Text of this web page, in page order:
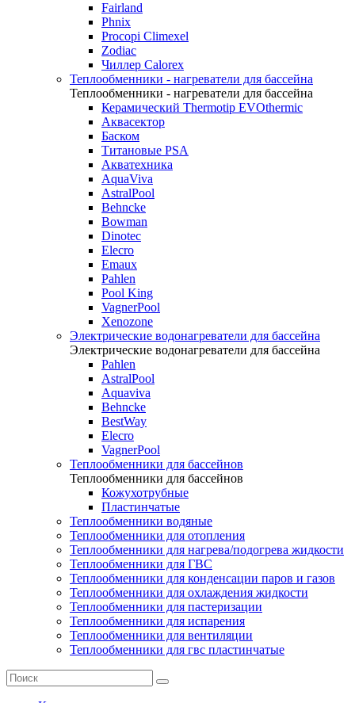
Fairland
Phnix
Procopi Climexel
Zodiac
Чиллер Calorex
Теплообменники - нагреватели для бассейна
Теплообменники - нагреватели для бассейна
Керамический Thermotip EVOthermic
Аквасектор
Баском
Титановые PSA
Акватехника
AquaViva
AstralPool
Behncke
Bowman
Dinotec
Elecro
Emaux
Pahlen
Pool King
VagnerPool
Xenozone
Электрические водонагреватели для бассейна
Электрические водонагреватели для бассейна
Pahlen
AstralPool
Aquaviva
Behncke
BestWay
Elecro
VagnerPool
Теплообменники для бассейнов
Теплообменники для бассейнов
Кожухотрубные
Пластинчатые
Теплообменники водяные
Теплообменники для отопления
Теплообменники для нагрева/подогрева жидкости
Теплообменники для ГВС
Теплообменники для конденсации паров и газов
Теплообменники для охлаждения жидкости
Теплообменники для пастеризации
Теплообменники для испарения
Теплообменники для вентиляции
Теплообменники для гвс пластинчатые